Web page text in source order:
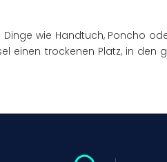
Dinge wie Handtuch, Poncho
einen trockenen Platz, in